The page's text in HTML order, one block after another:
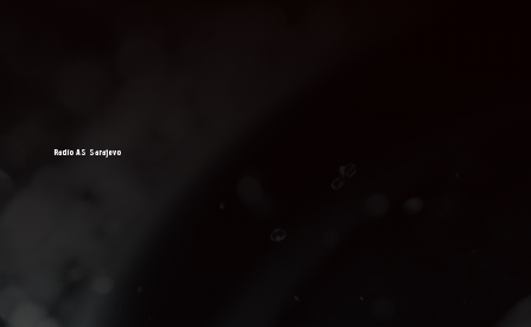
Radio AS Sarajevo